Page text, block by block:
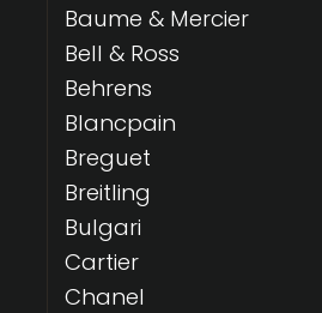
Baume & Mercier
Bell & Ross
Behrens
Blancpain
Breguet
Breitling
Bulgari
Cartier
Chanel